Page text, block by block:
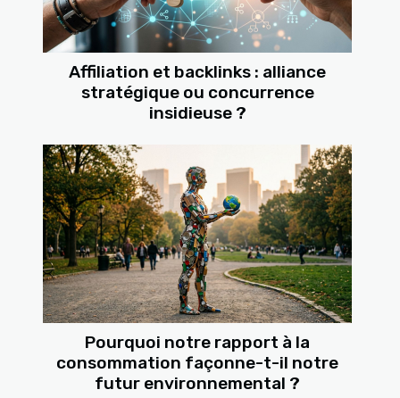
Affiliation et backlinks : alliance
stratégique ou concurrence
insidieuse ?
Pourquoi notre rapport à la
consommation façonne-t-il notre
futur environnemental ?